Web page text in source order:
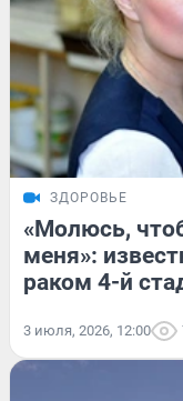
ЗДОРОВЬЕ
«Молюсь,
меня»:
раком 4-й
3 июля, 2026, 12:00